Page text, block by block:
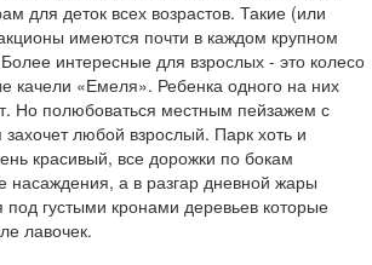
для деток всех возрастов. Такие (или
имеются почти в каждом крупном
интересные для взрослых - это колесо
качели «Емеля». Ребенка одного на них
Но полюбоваться местным пейзажем с
захочет любой взрослый. Парк хоть и
красивый, все дорожки по бокам
насаждения, а в разгар дневной жары
под густыми кронами деревьев которые
лавочек.